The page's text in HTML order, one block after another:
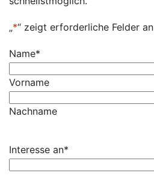
„*“ zeigt erforderliche Felder an
Name*
Vorname
Nachname
Interesse an*